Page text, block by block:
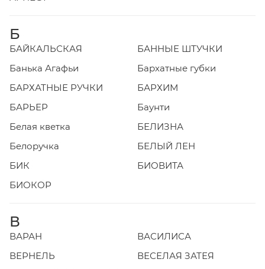
Б
БАЙКАЛЬСКАЯ
БАННЫЕ ШТУЧКИ
Банька Агафьи
Бархатные губки
БАРХАТНЫЕ РУЧКИ
БАРХИМ
БАРЬЕР
Баунти
Белая кветка
БЕЛИЗНА
Белоручка
БЕЛЫЙ ЛЕН
БИК
БИОВИТА
БИОКОР
В
ВАРАН
ВАСИЛИСА
ВЕРНЕЛЬ
ВЕСЕЛАЯ ЗАТЕЯ